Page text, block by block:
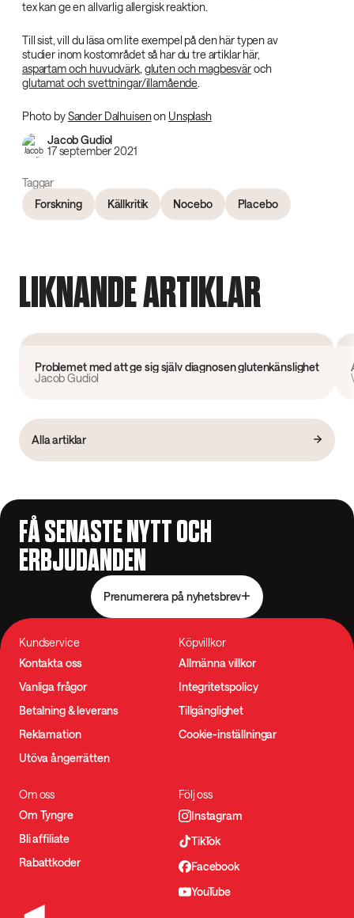
tex kan ge en allvarlig allergisk reaktion.
Till sist, vill du läsa om lite exempel på den här typen av
studier inom kostområdet så har du tre artiklar här,
aspartam och huvudvärk, gluten och magbesväroch
glutamat och svettningar/illamående
Photo bySander Dalhuisenon Unsplash
Jacob Gudiol
17 september 2021
Taggar
Forskning
Källkritik Nocebo Placebo
LIKNANDE ARTIKLAR
Problemet med att ge sig själv diagnosen glutenkänslighet
Jacob Gudiol
Alla artiklar
FÅ SENASTE NYTT OCH
ERBJUDANDEN
Prenumerera på nyhetsbrev
Kundservice
Kontakta oss
Vanliga frågor
Betalning & leverans
Reklamation
Utöva ångerrätten
Köpvillkor
Allmänna villkor
Integritetspolicy
Tillgänglighet
Cookie-inställningar
Om oss
Om Tyngre
Bli affiliate
Rabattkoder
Följ oss
Instagram
TikTok
Facebook
YouTube